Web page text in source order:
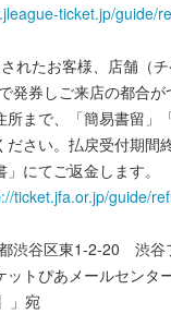
ticket.jp/guide/
れたお客様、店舗（チ
発券しご来店の都合が
所まで、「簡易書留」
ださい。払戻受付期間
」にてご返金します。
ticket.jfa.or.jp/guide/
渋谷区東1-2-20 渋谷
トぴあメールセンタ
」宛